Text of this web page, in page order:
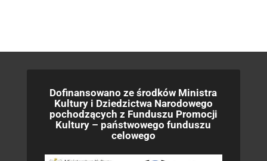
Dofinansowano ze środków Ministra
Kultury i Dziedzictwa Narodowego
pochodzących z Funduszu Promocji
Kultury – państwowego funduszu
celowego